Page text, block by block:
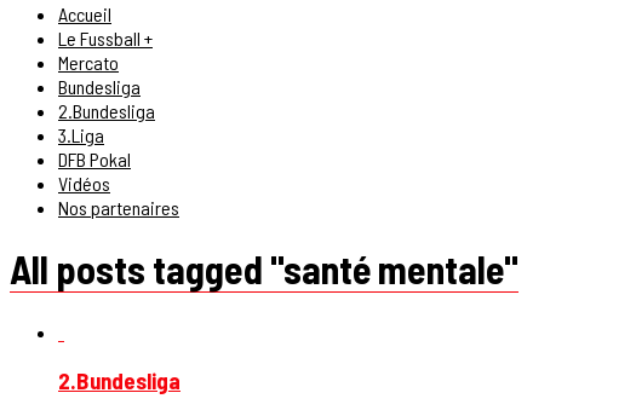
Accueil
Le Fussball +
Mercato
Bundesliga
2.Bundesliga
3.Liga
DFB Pokal
Vidéos
Nos partenaires
All posts tagged "santé mentale"
2.Bundesliga